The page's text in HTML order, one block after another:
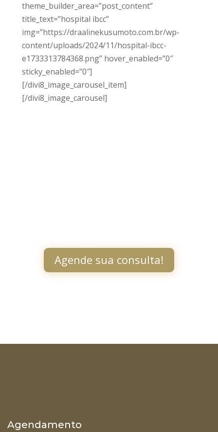
theme_builder_area=”post_content”
title_text=”hospital ibcc”
img=”https://draalinekusumoto.com.br/wp-
content/uploads/2024/11/hospital-ibcc-
e1733313784368.png” hover_enabled=”0″
sticky_enabled=”0″]
[/divi8_image_carousel_item]
[/divi8_image_carousel]
Agende sua consulta!
Agendamento